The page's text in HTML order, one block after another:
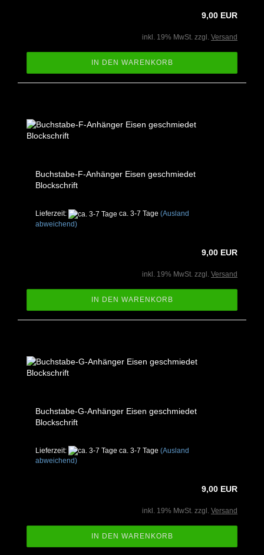
9,00 EUR
inkl. 19% MwSt. zzgl. Versand
IN DEN WARENKORB
Buchstabe-F-Anhänger Eisen geschmiedet
Blockschrift
Lieferzeit: ca. 3-7 Tage (Ausland
abweichend)
9,00 EUR
inkl. 19% MwSt. zzgl. Versand
IN DEN WARENKORB
Buchstabe-G-Anhänger Eisen geschmiedet
Blockschrift
Lieferzeit: ca. 3-7 Tage (Ausland
abweichend)
9,00 EUR
inkl. 19% MwSt. zzgl. Versand
IN DEN WARENKORB